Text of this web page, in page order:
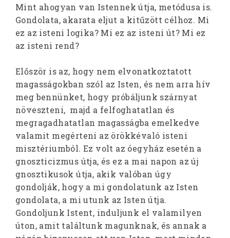
Mint ahogyan van Istennek útja, metódusa is.
Gondolata, akarata eljut a kitűzött célhoz. Mi
ez az isteni logika? Mi ez az isteni út? Mi ez
az isteni rend?
Először is az, hogy nem elvonatkoztatott
magasságokban szól az Isten, és nem arra hív
meg bennünket, hogy próbáljunk szárnyat
növeszteni, majd a felfoghatatlan és
megragadhatatlan magasságba emelkedve
valamit megérteni az örökkévaló isteni
misztériumból. Ez volt az óegyház esetén a
gnoszticizmus útja, és ez a mai napon az új
gnosztikusok útja, akik valóban úgy
gondolják, hogy a mi gondolatunk az Isten
gondolata, a mi utunk az Isten útja.
Gondoljunk Istent, induljunk el valamilyen
úton, amit találtunk magunknak, és annak a